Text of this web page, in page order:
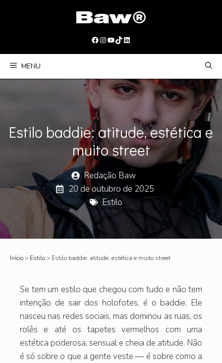
Facebook
Instagram
Youtube
TikTokLinkedIn
MENU
Estilo baddie: atitude, estética e
muito street
Redação Baw
20 de outubro de 2025
Estilo
Início> Estilo> Estilo baddie: atitude, estética e muito street
Se tem um estilo que chegou com tudo e não tem
intenção de sair dos holofotes, é o baddie. Ele
nasceu nas redes sociais, mas dominou as ruas, os
rolês e até os tapetes vermelhos com uma
estética poderosa, sensual e cheia de atitude. Não
é só sobre o que a gente veste — é sobre como a